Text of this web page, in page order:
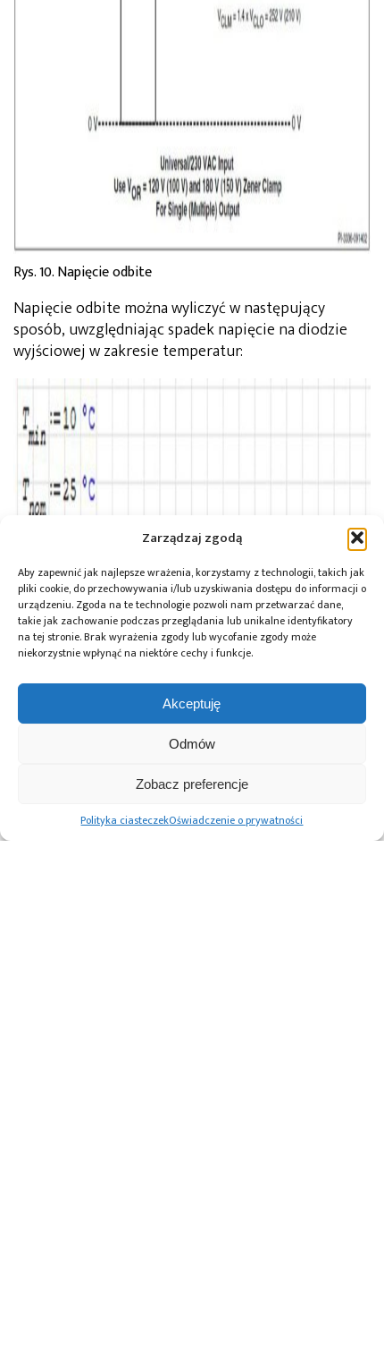
Zarządzaj zgodą
Aby zapewnić jak najlepsze wrażenia, korzystamy z technologii, takich jak
pliki cookie, do przechowywania i/lub uzyskiwania dostępu do informacji o
urządzeniu. Zgoda na te technologie pozwoli nam przetwarzać dane,
takie jak zachowanie podczas przeglądania lub unikalne identyfikatory
na tej stronie. Brak wyrażenia zgody lub wycofanie zgody może
niekorzystnie wpłynąć na niektóre cechy i funkcje.
Akceptuję
Odmów
Zobacz preferencje
Polityka ciasteczekOświadczenie o prywatności
Rys. 10. Napięcie odbite
Napięcie odbite można wyliczyć w następujący
sposób, uwzględniając spadek napięcie na diodzie
wyjściowej w zakresie temperatur: